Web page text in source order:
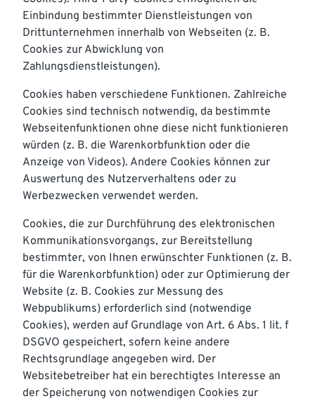
Einbindung bestimmter Dienstleistungen von
Drittunternehmen innerhalb von Webseiten (z. B.
Cookies zur Abwicklung von
Zahlungsdienstleistungen).
Cookies haben verschiedene Funktionen. Zahlreiche
Cookies sind technisch notwendig, da bestimmte
Webseitenfunktionen ohne diese nicht funktionieren
würden (z. B. die Warenkorbfunktion oder die
Anzeige von Videos). Andere Cookies können zur
Auswertung des Nutzerverhaltens oder zu
Werbezwecken verwendet werden.
Cookies, die zur Durchführung des elektronischen
Kommunikationsvorgangs, zur Bereitstellung
bestimmter, von Ihnen erwünschter Funktionen (z. B.
für die Warenkorbfunktion) oder zur Optimierung der
Website (z. B. Cookies zur Messung des
Webpublikums) erforderlich sind (notwendige
Cookies), werden auf Grundlage von Art. 6 Abs. 1 lit. f
DSGVO gespeichert, sofern keine andere
Rechtsgrundlage angegeben wird. Der
Websitebetreiber hat ein berechtigtes Interesse an
der Speicherung von notwendigen Cookies zur